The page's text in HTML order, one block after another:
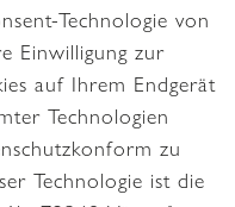
Technologie von
Einwilligung zur
auf Ihrem Endgerät
Technologien
zu
Technologie ist die